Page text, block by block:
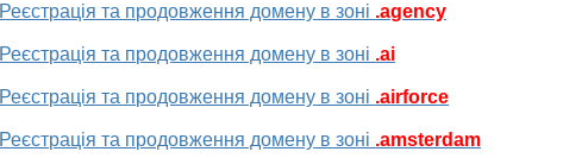
Реєстрація та продовження домену в зоні .agency
Реєстрація та продовження домену в зоні .ai
Реєстрація та продовження домену в зоні .airforce
Реєстрація та продовження домену в зоні .amsterdam